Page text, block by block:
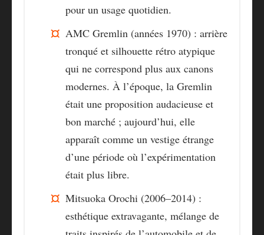
pour un usage quotidien.
AMC Gremlin (années 1970) : arrière
tronqué et silhouette rétro atypique
qui ne correspond plus aux canons
modernes. À l’époque, la Gremlin
était une proposition audacieuse et
bon marché ; aujourd’hui, elle
apparaît comme un vestige étrange
d’une période où l’expérimentation
était plus libre.
Mitsuoka Orochi (2006–2014) :
esthétique extravagante, mélange de